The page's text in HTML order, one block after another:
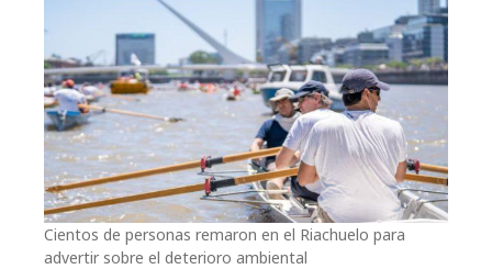
Cientos de personas remaron en el Riachuelo para
advertir sobre el deterioro ambiental